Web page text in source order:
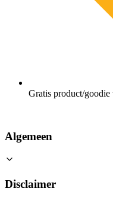
Gratis product/
Algemeen
Disclaimer